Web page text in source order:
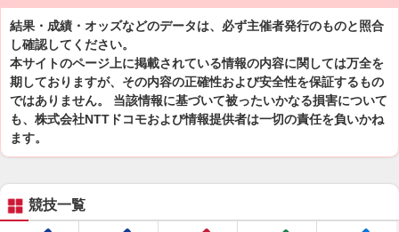
結果・成績・オッズなどのデータは、必ず主催者発行のものと照合
し確認してください。
本サイトのページ上に掲載されている情報の内容に関しては万全を
期しておりますが、その内容の正確性および安全性を保証するもの
ではありません。 当該情報に基づいて被ったいかなる損害について
も、株式会社NTTドコモおよび情報提供者は一切の責任を負いかね
ます。
競技一覧